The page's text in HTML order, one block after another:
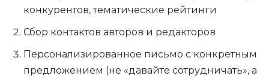
конкурентов, тематические рейтинги
Сбор контактов авторов и редакторов
Персонализированное письмо с конкретным
предложением (не «давайте сотрудничать», а